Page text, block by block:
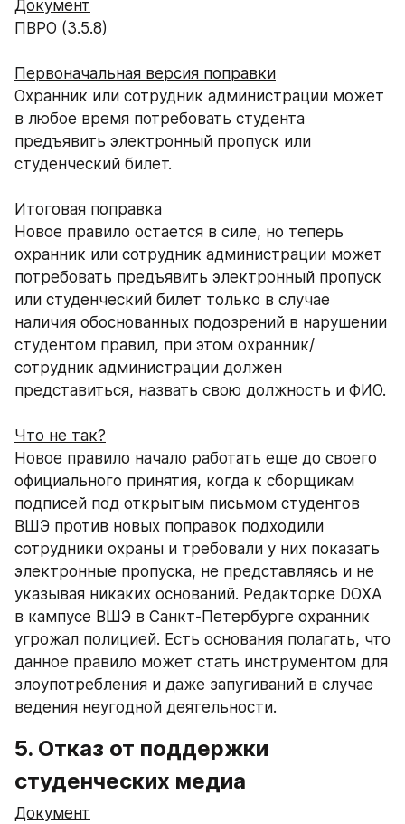
Документ
ПВРО (3.5.8)
Первоначальная версия поправки
Охранник или сотрудник администрации может
в любое время потребовать студента
предъявить электронный пропуск или
студенческий билет.
Итоговая поправка
Новое правило остается в силе, но теперь
охранник или сотрудник администрации может
потребовать предъявить электронный пропуск
или студенческий билет только в случае
наличия обоснованных подозрений в нарушении
студентом правил, при этом охранник/
сотрудник администрации должен
представиться, назвать свою должность и ФИО.
Что не так?
Новое правило начало работать еще до своего
официального принятия, когда к сборщикам
подписей под открытым письмом студентов
ВШЭ против новых поправок подходили
сотрудники охраны и требовали у них показать
электронные пропуска, не представляясь и не
указывая никаких оснований. Редакторке DOXA
в кампусе ВШЭ в Санкт-Петербурге охранник
угрожал полицией. Есть основания полагать, что
данное правило может стать инструментом для
злоупотребления и даже запугиваний в случае
ведения неугодной деятельности.
5. Отказ от поддержки
студенческих медиа
Документ